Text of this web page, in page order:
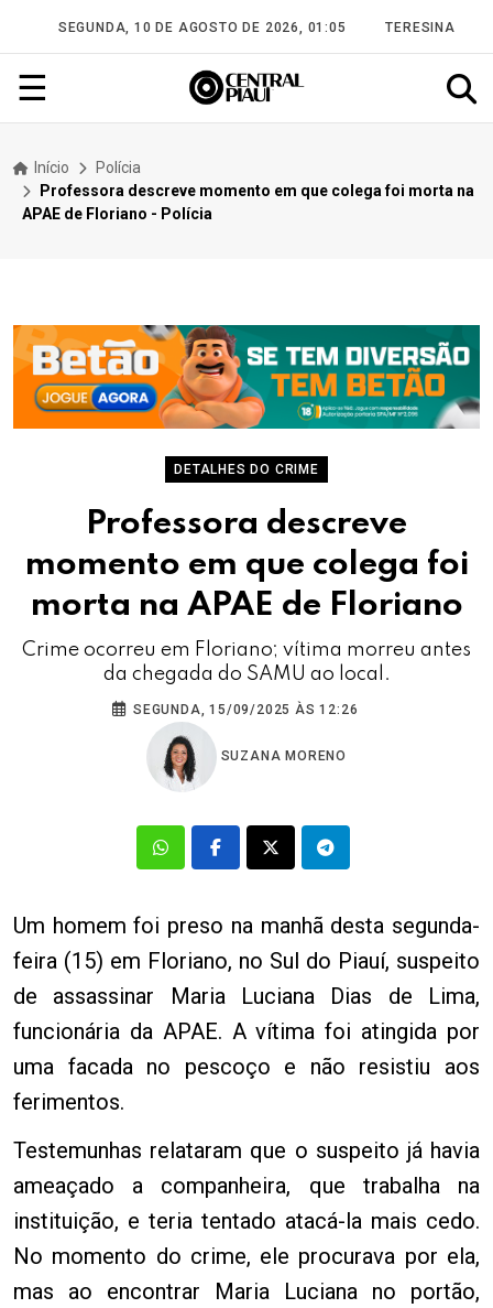
SEGUNDA, 10 DE AGOSTO DE 2026, 01:05 TERESINA
☰
Início
Polícia
Professora descreve momento em que colega foi morta na
APAE de Floriano - Polícia
DETALHES DO CRIME
Professora descreve
momento em que colega foi
morta na APAE de Floriano
Crime ocorreu em Floriano; vítima morreu antes
da chegada do SAMU ao local.
SEGUNDA, 15/09/2025 ÀS 12:26
SUZANA MORENO
Um homem foi preso na manhã desta segunda-
feira (15) em Floriano, no Sul do Piauí, suspeito
de assassinar Maria Luciana Dias de Lima,
funcionária da APAE. A vítima foi atingida por
uma facada no pescoço e não resistiu aos
ferimentos.
Testemunhas relataram que o suspeito já havia
ameaçado a companheira, que trabalha na
instituição, e teria tentado atacá-la mais cedo.
No momento do crime, ele procurava por ela,
mas ao encontrar Maria Luciana no portão,